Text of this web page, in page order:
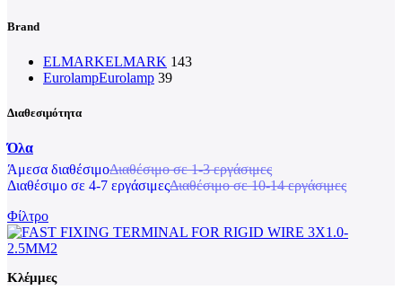
Brand
ELMARKELMARK 143
EurolampEurolamp 39
Διαθεσιμότητα
Όλα
Άμεσα διαθέσιμοΔιαθέσιμο σε 1-3 εργάσιμες
Διαθέσιμο σε 4-7 εργάσιμεςΔιαθέσιμο σε 10-14 εργάσιμες
Φίλτρο
Κλέμμες